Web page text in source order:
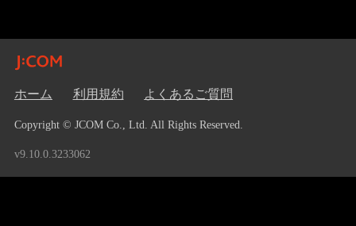
ホーム 利用規約 よくあるご質問
Copyright © JCOM Co., Ltd. All Rights Reserved.
v9.10.0.3233062